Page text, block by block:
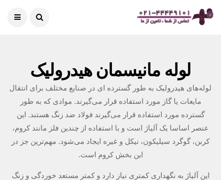
لوله مانیسمان هیدرولیک
لوله‌های هیدرولیک به طور گسترده ای در صنایع مختلف برای انتقال
مایعات یا گاز مورد استفاده قرار می‌گیرند. موادی که به طور
گسترده مورد استفاده قرار می‌گیرند فولاد ضد زنگ هستند. این
عنصر اساسا یک آلیاژ است و با استفاده از چندین فلز مانند کروم،
کربن، گوگرد سیلیکون، نیکل و غیره ایجاد می‌شود. مهم‌ترین جز در
این بخش کروم است.
این آلیاژ به نگهداری کمتری نیاز دارد و کمتر مستعد خوردگی و زنگ